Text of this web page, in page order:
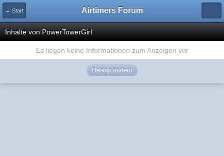
← Start Airtimers Forum
Inhalte von PowerTowerGirl
Es liegen keine Informationen zum Anzeigen vor
Design ändern